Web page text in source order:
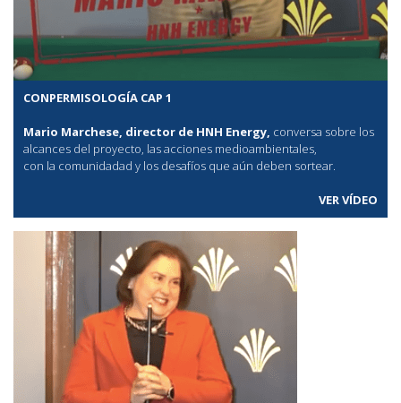
CONPERMISOLOGÍA CAP 1
Mario Marchese, director de HNH Energy, conversa sobre los
alcances del proyecto, las acciones medioambientales,
con la comunidadad y los desafíos que aún deben sortear.
VER VÍDEO